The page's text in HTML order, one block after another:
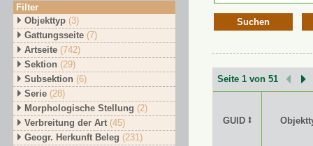
Filter
Objekttyp (3)
Gattungsseite (7)
Artseite (742)
Sektion (29)
Subsektion (6)
Serie (28)
Morphologische Stellung (2)
Verbreitung der Art (45)
Geogr. Herkunft Beleg (231)
Suchen
Seite 1 von 51
GUID ⭥